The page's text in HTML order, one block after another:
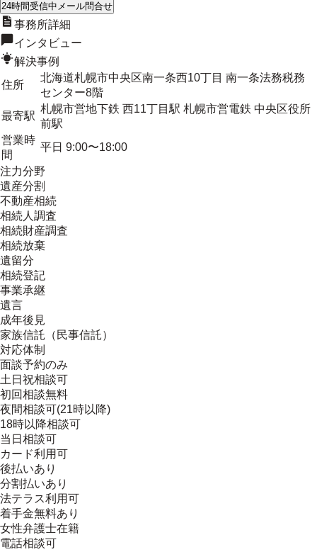
24時間受信中 メール問合せ
事務所詳細
インタビュー
解決事例
住所
北海道札幌市中央区南一条西10丁目 南一条法務税務
センター8階
最寄駅
札幌市営地下鉄 西11丁目駅 札幌市営電鉄 中央区役所
前駅
営業時
間
平日 9:00〜18:00
注力分野
遺産分割
不動産相続
相続人調査
相続財産調査
相続放棄
遺留分
相続登記
事業承継
遺言
成年後見
家族信託（民事信託）
対応体制
面談予約のみ
土日祝相談可
初回相談無料
夜間相談可(21時以降)
18時以降相談可
当日相談可
カード利用可
後払いあり
分割払いあり
法テラス利用可
着手金無料あり
女性弁護士在籍
電話相談可